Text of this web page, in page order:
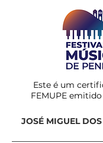
Este é um
FEMUPE
JOSÉ MIGUEL